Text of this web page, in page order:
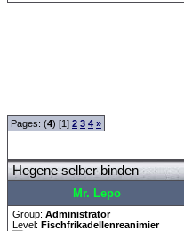
Pages: (4) [1] 2 3 4 »
Hegene selber binden
Mr. Lepo
Group: Administrator
Level: Fischfrikadellenreanimier